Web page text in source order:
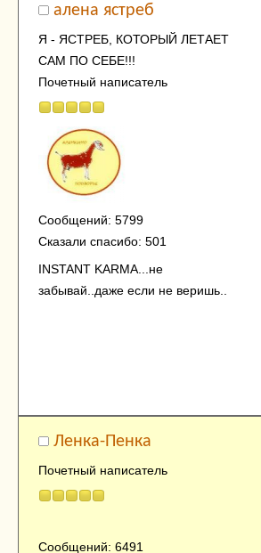
алена ястреб
Я - ЯСТРЕБ, КОТОРЫЙ ЛЕТАЕТ
САМ ПО СЕБЕ!!!
Почетный написатель
Сообщений: 5799
Сказали спасибо: 501
INSTANT KARMA...не
забывай..даже если не веришь..
Ленка-Пенка
Почетный написатель
Сообщений: 6491